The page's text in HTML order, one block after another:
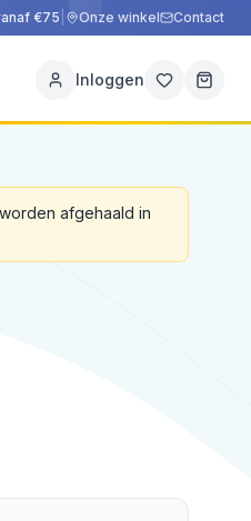
€75 Onze winkel Contact
Inloggen
afgehaald in